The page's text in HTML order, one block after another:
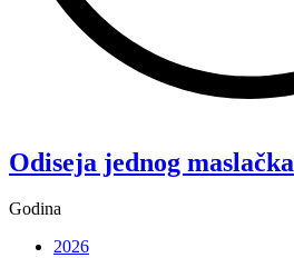
Odiseja jednog maslačka
Godina
2026